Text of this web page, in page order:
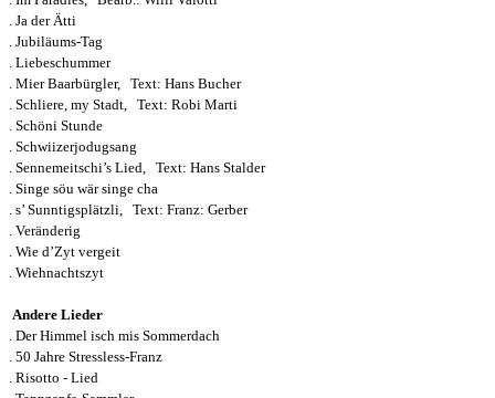
. Ja der Ätti
. Jubiläums-Tag
. Liebeschummer
. Mier Baarbürgler, Text: Hans Bucher
. Schliere, my Stadt, Text: Robi Marti
. Schöni Stunde
. Schwiizerjodugsang
. Sennemeitschi’s Lied, Text: Hans Stalder
. Singe söu wär singe cha
. s’ Sunntigsplätzli, Text: Franz: Gerber
. Veränderig
. Wie d’Zyt vergeit
. Wiehnachtszyt
Andere Lieder
. Der Himmel isch mis Sommerdach
. 50 Jahre Stressless-Franz
. Risotto - Lied